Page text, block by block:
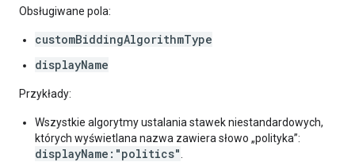
Obsługiwane pola:
customBiddingAlgorithmType
displayName
Przykłady:
Wszystkie algorytmy ustalania stawek niestandardowych,
których wyświetlana nazwa zawiera słowo „polityka”:
displayName:"politics"